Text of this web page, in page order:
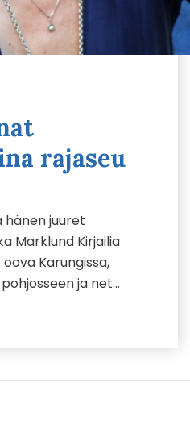
rajaseu
hänen juuret
Marklund Kirjailia
Karungissa,
ja net…